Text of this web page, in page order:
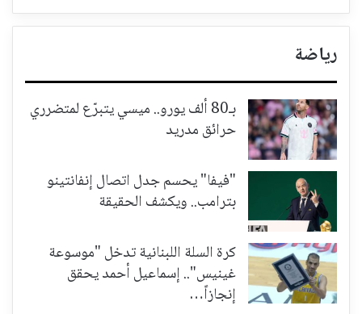
رياضة
بـ80 ألف يورو.. ميسي يتبرّع لمتضرري
حرائق مدريد
"فيفا" يحسم جدل اتصال إنفانتينو
بترامب.. ويكشف الحقيقة
كرة السلة اللبنانية تدخل "موسوعة
غينيس".. إسماعيل أحمد يحقق
إنجازاً…